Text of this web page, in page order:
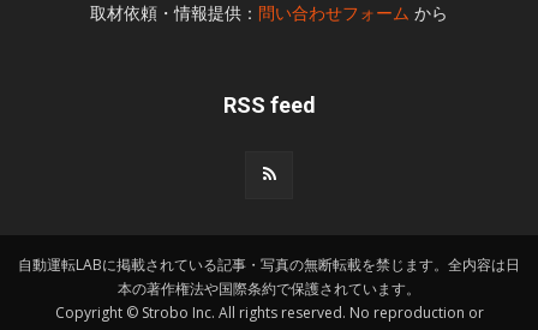
取材依頼・情報提供： 問い合わせフォーム から
RSS feed
自動運転LABに掲載されている記事・写真の無断転載を禁じます。全内容は日
本の著作権法や国際条約で保護されています。
Copyright © Strobo Inc. All rights reserved. No reproduction or